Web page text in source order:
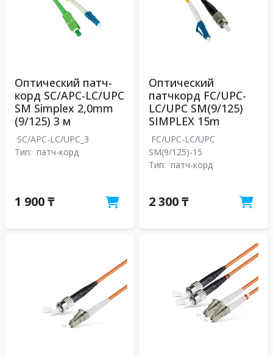
Оптический патч-
корд SC/APC-LC/UPC
SM Simplex 2,0mm
(9/125) 3 м
SC/APC-LC/UPC_3
Тип: патч-корд
1 900 ₸
Оптический
патчкорд FC/UPC-
LC/UPC SM(9/125)
SIMPLEX 15m
FC/UPC-LC/UPC
SM(9/125)-15
Тип: патч-корд
2 300 ₸